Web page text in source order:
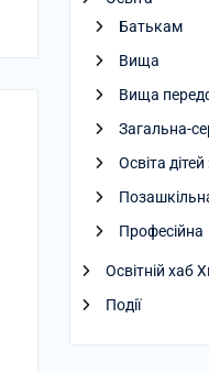
Батькам
Вища
Вища
Загальна-
Освіта
Професійна
Освітній хаб
Події